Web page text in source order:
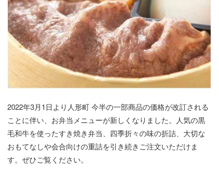
2022年3月1日より人形町 今半の一部商品の価格が改訂される
ことに伴い、お弁当メニューが新しくなりました。人気の黒
毛和牛を使ったすき焼き弁当、四季折々の味の折詰、大切な
おもてなしや会合向けの重詰を引き続きご注文いただけま
す。ぜひご覧ください。